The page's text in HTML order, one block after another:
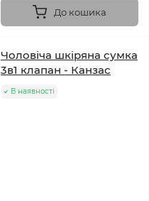
До кошика
Чоловіча шкіряна сумка
3в1 клапан - Канзас
В наявності